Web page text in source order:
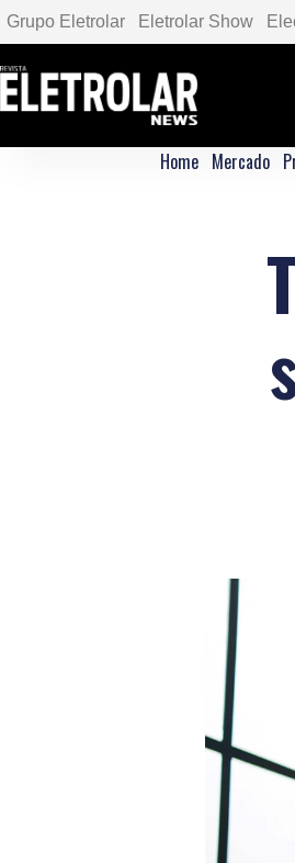
Grupo Eletrolar Eletrolar Show
Home Mercado